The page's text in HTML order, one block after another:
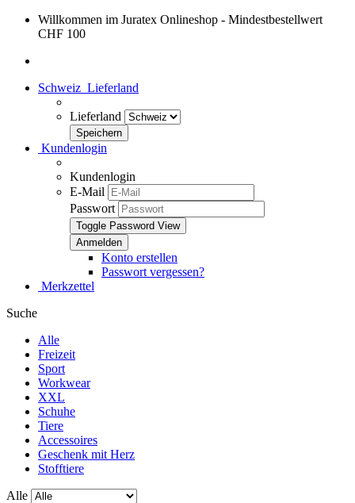
Willkommen im Juratex Onlineshop - Mindestbestellwert
CHF 100
Schweiz Lieferland
Lieferland
Kundenlogin
Kundenlogin
E-Mail
Passwort
Toggle Password View
Konto erstellen
Passwort vergessen?
Merkzettel
Suche
Alle
Freizeit
Sport
Workwear
XXL
Schuhe
Tiere
Accessoires
Geschenk mit Herz
Stofftiere
Alle